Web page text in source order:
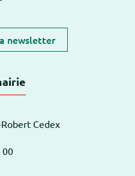
newsletter
Cedex
00